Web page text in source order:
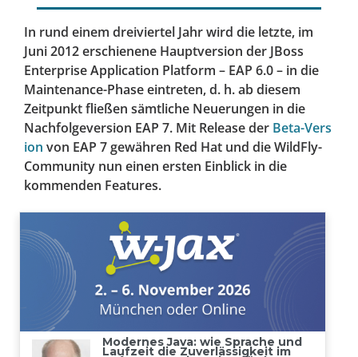
In rund einem dreiviertel Jahr wird die letzte, im
Juni 2012 erschienene Hauptversion der JBoss
Enterprise Application Platform – EAP 6.0 – in die
Maintenance-Phase eintreten, d. h. ab diesem
Zeitpunkt fließen sämtliche Neuerungen in die
Nachfolgeversion EAP 7. Mit Release der Beta-Vers
ion von EAP 7 gewähren Red Hat und die WildFly-
Community nun einen ersten Einblick in die
kommenden Features.